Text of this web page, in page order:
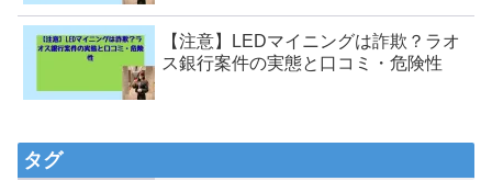
【注意】LEDマイニングは詐欺？ラオ
ス銀行案件の実態と口コミ・危険性
タグ